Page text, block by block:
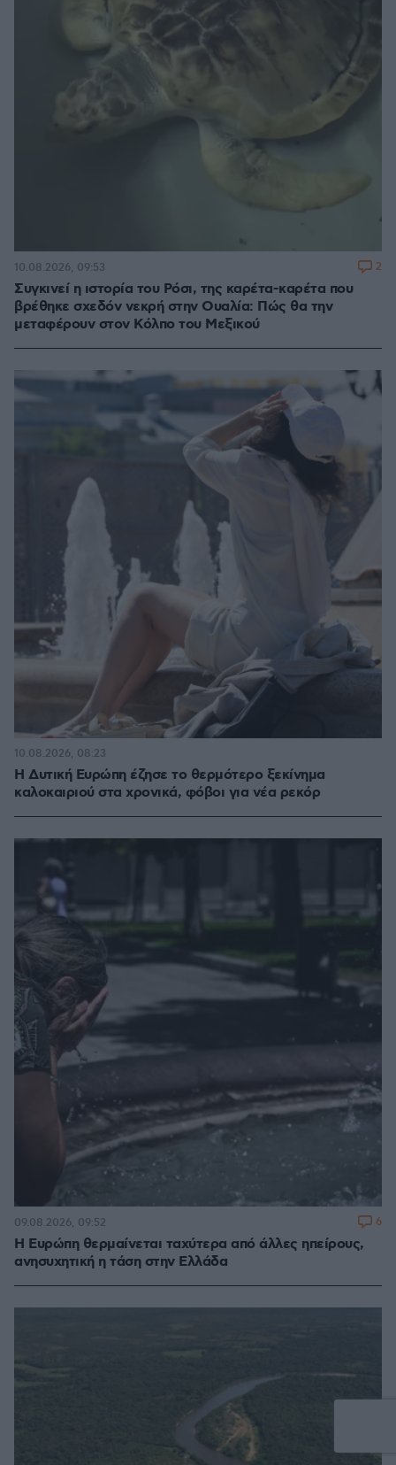
Συγκινεί η ιστορία του Ρόσι, της καρέτα-καρέτα που
βρέθηκε σχεδόν νεκρή στην Ουαλία: Πώς θα την
μεταφέρουν στον Κόλπο του Μεξικού
10.08.2026, 09:53 2
Η Δυτική Ευρώπη έζησε το θερμότερο ξεκίνημα
καλοκαιριού στα χρονικά, φόβοι για νέα ρεκόρ
10.08.2026, 08:23
Η Ευρώπη θερμαίνεται ταχύτερα από άλλες ηπείρους,
ανησυχητική η τάση στην Ελλάδα
09.08.2026, 09:52 6